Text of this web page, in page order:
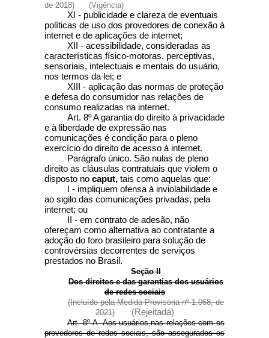
de 2018)
(Vigência)
XI - publicidade e clareza de eventuais
políticas de uso dos provedores de conexão à
internet e de aplicações de internet;
XII - acessibilidade, consideradas as
características físico-motoras, perceptivas,
sensoriais, intelectuais e mentais do usuário,
nos termos da lei; e
XIII - aplicação das normas de proteção
e defesa do consumidor nas relações de
consumo realizadas na internet.
Art. 8ºA garantia do direito à privacidade
e à liberdade de expressão nas
comunicações é condição para o pleno
exercício do direito de acesso à internet.
Parágrafo único. São nulas de pleno
direito as cláusulas contratuais que violem o
disposto no caput, tais como aquelas que:
I - impliquem ofensa à inviolabilidade e
ao sigilo das comunicações privadas, pela
internet; ou
II - em contrato de adesão, não
ofereçam como alternativa ao contratante a
adoção do foro brasileiro para solução de
controvérsias decorrentes de serviços
prestados no Brasil.
Seção II
Dos direitos e das garantias dos usuários
de redes sociais
(Incluído pela Medida Provisória nº 1.068, de
2021)
(Rejeitada)
Art. 8º-A Aos usuários,nas relações com os
provedores de redes sociais, são assegurados os